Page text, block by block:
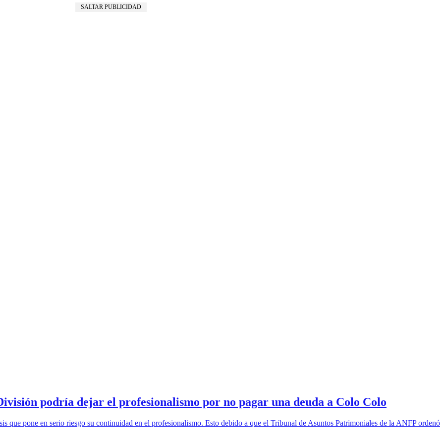
SALTAR PUBLICIDAD
podría dejar el profesionalismo por no pagar una deuda a Colo Colo
que pone en serio riesgo su continuidad en el profesionalismo. Esto debido a que el Tribunal de Asuntos Patrimoniales de la ANFP ordenó